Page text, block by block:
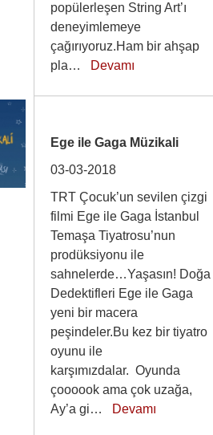
popülerleşen String Art’ı
deneyimlemeye
çağırıyoruz.Ham bir ahşap
pla… Devamı
Ege ile Gaga Müzikali
03-03-2018
TRT Çocuk’un sevilen çizgi
filmi Ege ile Gaga İstanbul
Temaşa Tiyatrosu’nun
prodüksiyonu ile
sahnelerde…Yaşasın! Doğa
Dedektifleri Ege ile Gaga
yeni bir macera
peşindeler.Bu kez bir tiyatro
oyunu ile
karşımızdalar. Oyunda
çoooook ama çok uzağa,
Ay’a gi… Devamı